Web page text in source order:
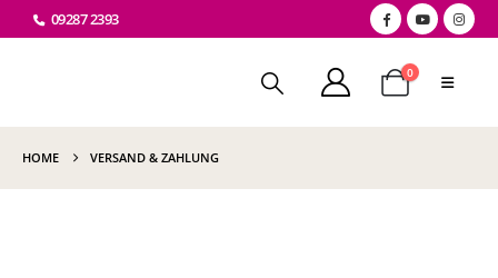
09287 2393
0
HOME VERSAND & ZAHLUNG